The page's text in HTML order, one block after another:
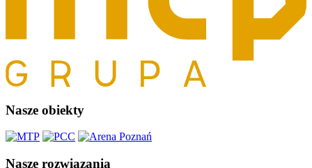
Nasze obiekty
Nasze rozwiązania